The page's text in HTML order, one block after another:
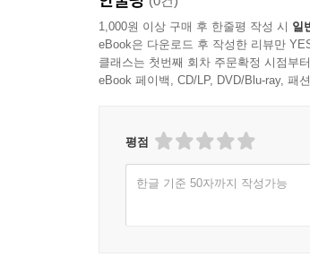
1,000원 이상 구매 후 한줄평 작성 시 일
eBook은 다운로드 후 작성한 리뷰만
클래스는 첫번째 회차 주문확정 시점부
eBook 페이백, CD/LP, DVD/Blu-ray, 패
평점
한글 기준 50자까지 작성가능